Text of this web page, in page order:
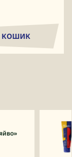
КОШИК